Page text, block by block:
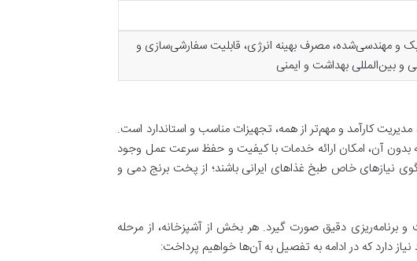
و مهندسی‌شده، مصرف بهینه انرژی، قابلیت سفارشی‌سازی و
و بین‌المللی بهداشت و ایمنی
مدیریت کارآمد و مهم‌تر از همه، تجهیزات مناسب و استاندارد است.
بدون آن، امکان ارائه خدمات با کیفیت و حفظ سرعت عمل وجود
نیازهای خاص طبخ غذاهای ایرانی باشند؛ از پخت برنج دمی و
و برنامه‌ریزی دقیق صورت گیرد. هر بخش از آشپزخانه، از مرحله
دارد که در ادامه به تفصیل به آن‌ها خواهیم پرداخت: